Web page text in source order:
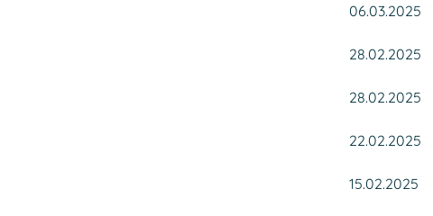
06.03.2025
28.02.2025
28.02.2025
22.02.2025
15.02.2025